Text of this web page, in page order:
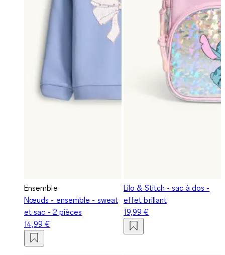
Ensemble
Nœuds - ensemble - sweat
et sac - 2 pièces
14,99 €
Lilo & Stitch - sac à dos -
effet brillant
19,99 €